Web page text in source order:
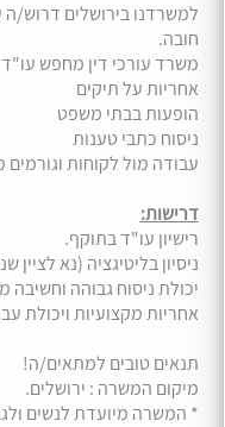
למשרדנו בירושלים דרוש/ה
חובה.
משרד עורכי דין מחפש
אחריות על תיקים
הופעות בבתי משפט
ניסוח כתבי טענות
עבודה מול לקוחות וגורמים
דרישות:
רישיון עו"ד בתוקף.
ניסיון בליטיגציה (נא לציין
יכולת ניסוח גבוהה
אחריות מקצועיות ויכולת
תנאים טובים למתאים/ה!
מיקום המשרה : ירושלים.
* המשרה מיועדת לנשים